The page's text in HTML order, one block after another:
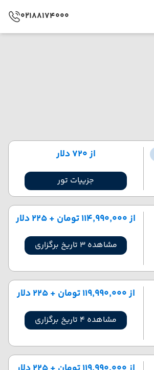
02188174000
از ۷۲۰ دلار
جزییات تور
از ۱۱۴٬۹۹۰٬۰۰۰ تومان + ۲۲۵ دلار
مشاهده 3 تاریخ برگزاری
از ۱۱۹٬۹۹۰٬۰۰۰ تومان + ۲۲۵ دلار
مشاهده 4 تاریخ برگزاری